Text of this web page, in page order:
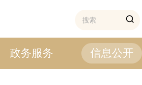
政务服务 信息公开